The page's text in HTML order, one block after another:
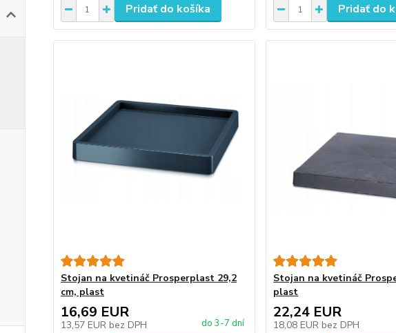
Pridať do košíka Pridať do
Stojan na kvetináč Prosperplast 29,2
cm, plast
16,69 EUR
13,57 EUR bez DPH do 3-7 dní
Stojan na kvetináč
plast
22,24 EUR
18,08 EUR bez DPH